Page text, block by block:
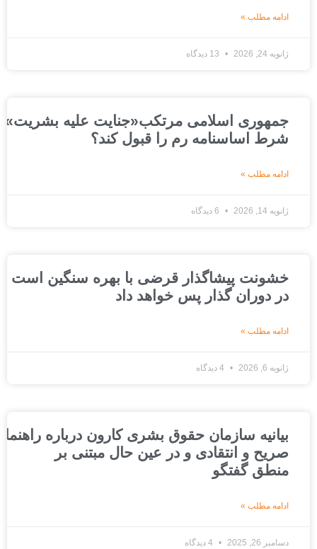
ادامه مطلب »
ژانویه 24, 2026 13 دیدگاه
جمهوری اسلامی مرتکب«جنایت علیه بشریت»شده
شرط اساسنامه رم را قبول کند؟
ادامه مطلب »
ژانویه 14, 2026 6 دیدگاه
خشونت پیشاگذار قرضی با بهره سنگین است که
در دوران گذار پس خواهد داد
ادامه مطلب »
ژانویه 6, 2026 4 دیدگاه
بیانیه سازمان حقوق بشری کارون درباره راهنمای
صریح و انتقادی و در عین حال مبتنی بر
منطق گفتگو
ادامه مطلب »
دسامبر 26, 2025 4 دیدگاه